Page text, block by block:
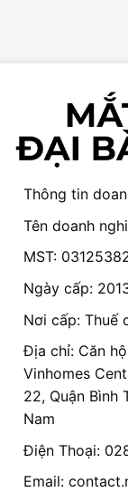
Thông tin
Tên doanh
MST:
Ngày cấp:
Nơi cấp: Thuế
Địa chỉ: Căn
Vinhomes
22, Quận Bình
Nam
Điện Thoại:
Email: